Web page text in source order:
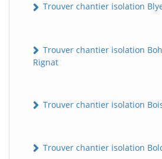
Trouver chantier isolation
Trouver chantier isolation
Rignat
Trouver chantier isolation
Trouver chantier isolation